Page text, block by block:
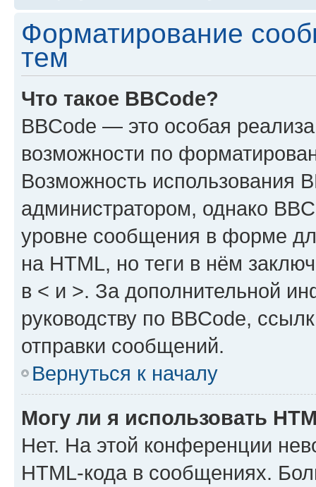
Форматирование
тем
Что такое BBCode?
BBCode — это особая
возможности по
Возможность использования
администратором, однако
уровне сообщения в форме
на HTML, но теги в нём
в < и >. За дополнительной
руководству по BBCode,
отправки сообщений.
Вернуться к началу
Могу ли я использовать
Нет. На этой конференции
HTML-кода в сообщениях.